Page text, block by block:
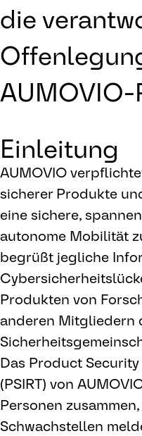
die
Einleitung
AUMOVIO
sicherer Produkte
eine sichere,
autonome Mobilität
begrüßt jegliche
Produkten von
anderen Mitgliedern
Das Product
(PSIRT) von
Personen
Schwachstellen